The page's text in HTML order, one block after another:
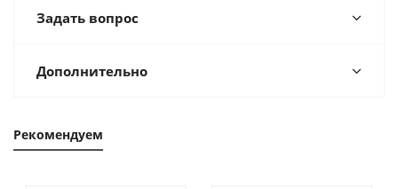
Задать вопрос
Дополнительно
Рекомендуем